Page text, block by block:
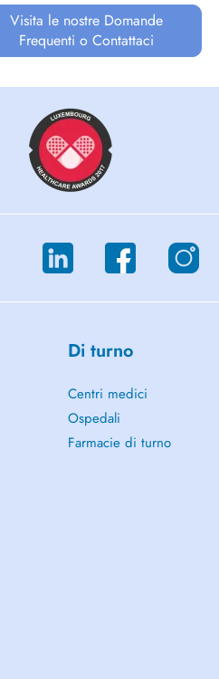
Visita le nostre Domande
Frequenti o Contattaci
Di turno
Centri medici
Ospedali
Farmacie di turno